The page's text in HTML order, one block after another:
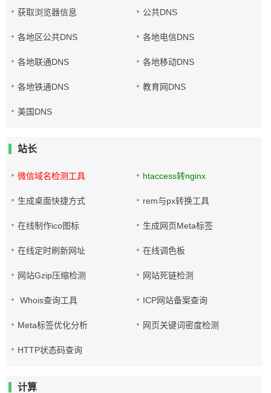
获取浏览器信息 公共DNS
各地区公共DNS 各地电信DNS
各地联通DNS 各地移动DNS
各地铁通DNS 教育网DNS
美国DNS
站长
微信域名检测工具 htaccess转nginx
生成桌面快捷方式 rem与px转换工具
在线制作ico图标 生成网页Meta标签
在线定时刷新网址 在线调色板
网站Gzip压缩检测 网站死链检测
Whois查询工具 ICP网站备案查询
Meta标签优化分析 网页关键词密度检测
HTTP状态码查询
计算